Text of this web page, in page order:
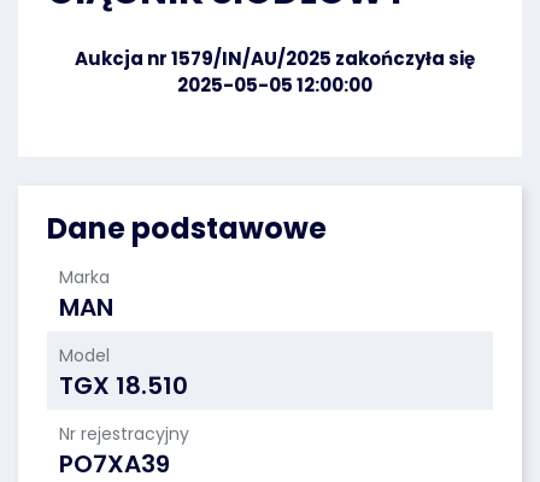
Dane podstawowe
Marka
MAN
Model
TGX 18.510
Nr rejestracyjny
PO7XA39
Aukcja nr 1579/IN/AU/2025 zakończyła się
2025-05-05 12:00:00